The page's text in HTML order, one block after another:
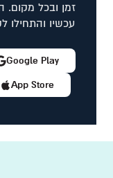
זמן ובכל מקום.
עכשיו והתחילו
App Store
Google Play